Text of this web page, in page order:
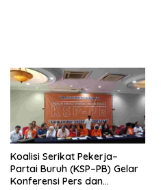
Koalisi Serikat Pekerja–
Partai Buruh (KSP–PB) Gelar
Konferensi Pers dan